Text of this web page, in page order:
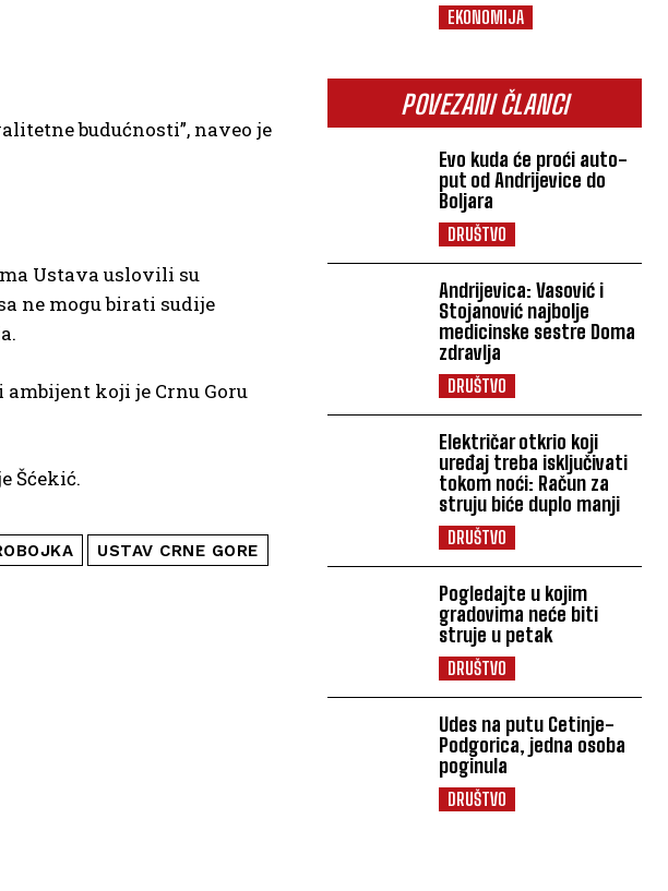
EKONOMIJA
POVEZANI ČLANCI
Evo kuda će proći auto-
put od Andrijevice do
Boljara
DRUŠTVO
Andrijevica: Vasović i
Stojanović najbolje
medicinske sestre Doma
zdravlja
DRUŠTVO
Električar otkrio koji
uređaj treba isključivati
tokom noći: Račun za
struju biće duplo manji
DRUŠTVO
Pogledajte u kojim
gradovima neće biti
struje u petak
DRUŠTVO
Udes na putu Cetinje-
Podgorica, jedna osoba
poginula
DRUŠTVO
budućnosti”, naveo je
Ustava uslovili su
ne mogu birati sudije
ambijent koji je Crnu Goru
Šćekić.
USTAV CRNE GORE